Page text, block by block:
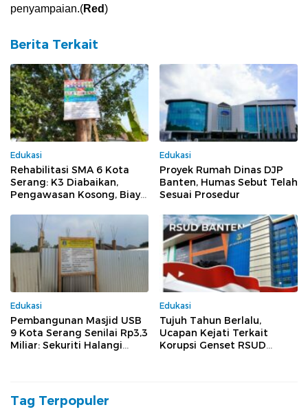
penyampaian.(Red)
Berita Terkait
Edukasi
Rehabilitasi SMA 6 Kota
Serang: K3 Diabaikan,
Pengawasan Kosong, Biaya
Dikorupsi
Edukasi
Proyek Rumah Dinas DJP
Banten, Humas Sebut Telah
Sesuai Prosedur
Edukasi
Pembangunan Masjid USB
9 Kota Serang Senilai Rp3,3
Miliar: Sekuriti Halangi
Edukasi
Tujuh Tahun Berlalu,
Ucapan Kejati Terkait
Korupsi Genset RSUD
Tag Terpopuler